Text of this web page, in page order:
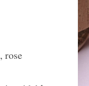
rose